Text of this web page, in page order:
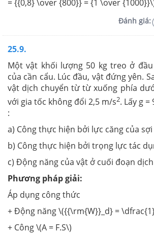
= {{0,8} \over {800}} = {1 \over
Đánh giá:
25.9.
Một vật khối lượng 50 kg treo ở
của cần cẩu. Lúc đầu, vật đứng yên.
vật dịch chuyển từ từ xuống phía
với gia tốc không đổi 2,5 m/s2. Lấy g =
:
a) Công thực hiện bởi lực căng của sợi
b) Công thực hiện bởi trọng lực tác
c) Động năng của vật ở cuối đoạn
Phương pháp giải:
Áp dụng công thức
+ Động năng \({{\rm{W}}_d} =
+ Công \(A = F.S\)